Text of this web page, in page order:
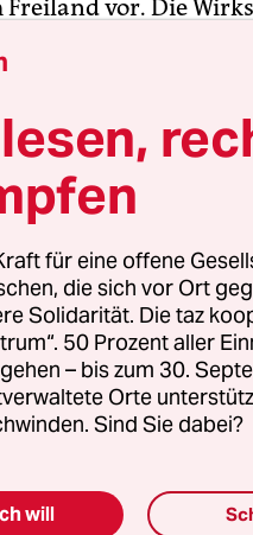
vor. Die
heißt es in
Die EU-Staaten
auch die
so zu mehr
auch weil
der Tiere schädigten.
für eine offene
die sich vor Ort
Solidarität. Die taz
50 Prozent aller
– bis zum 30.
Orte
Sind Sie dabei?
will